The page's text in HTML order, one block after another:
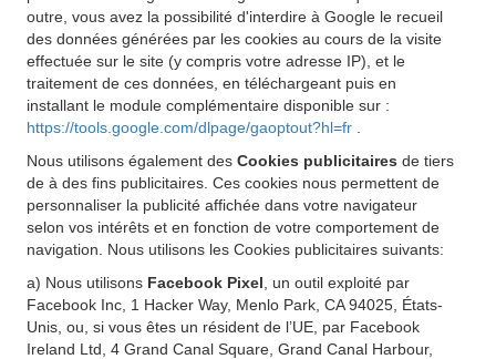
outre, vous avez la possibilité d'interdire à Google le recueil
des données générées par les cookies au cours de la visite
effectuée sur le site (y compris votre adresse IP), et le
traitement de ces données, en téléchargeant puis en
installant le module complémentaire disponible sur :
https://tools.google.com/dlpage/gaoptout?hl=fr
Nous utilisons également des Cookies publicitaires de tiers
de à des fins publicitaires. Ces cookies nous permettent de
personnaliser la publicité affichée dans votre navigateur
selon vos intérêts et en fonction de votre comportement de
navigation. Nous utilisons les Cookies publicitaires suivants:
a) Nous utilisons Facebook Pixel , un outil exploité par
Facebook Inc, 1 Hacker Way, Menlo Park, CA 94025, États-
Unis, ou, si vous êtes un résident de l’UE, par Facebook
Ireland Ltd, 4 Grand Canal Square, Grand Canal Harbour,